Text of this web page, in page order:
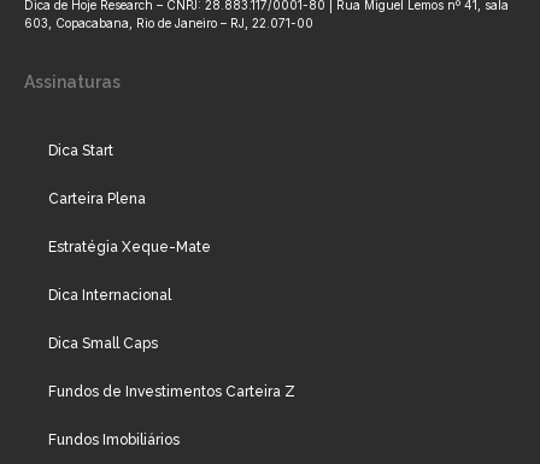
Dica de Hoje Research – CNPJ: 28.883.117/0001-80 | Rua Miguel Lemos nº 41, sala
603, Copacabana, Rio de Janeiro – RJ, 22.071-00
Assinaturas
Dica Start
Carteira Plena
Estratégia Xeque-Mate
Dica Internacional
Dica Small Caps
Fundos de Investimentos Carteira Z
Fundos Imobiliários